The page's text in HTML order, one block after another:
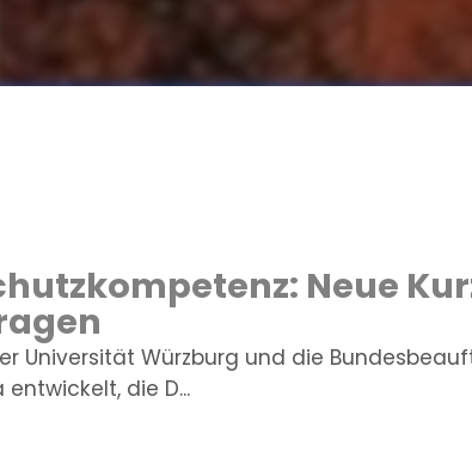
Neue
Universität Würzburg und die
entwickelt, die D...